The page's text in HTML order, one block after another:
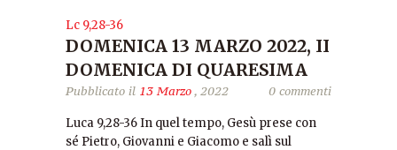
Lc 9,28-36
DOMENICA 13 MARZO 2022, II
DOMENICA DI QUARESIMA
Pubblicato il 13 Marzo, 2022 0 commenti
Luca 9,28-36 In quel tempo, Gesù prese con
sé Pietro, Giovanni e Giacomo e salì sul